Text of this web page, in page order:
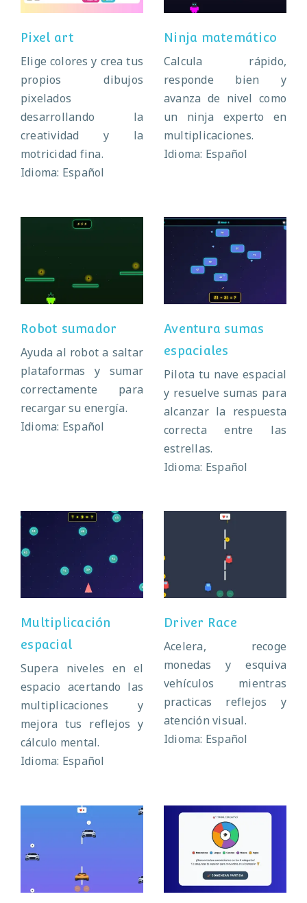
Pixel art
Elige colores y crea tus
propios dibujos
pixelados
desarrollando la
creatividad y la
motricidad fina.
Idioma: Español
Ninja matemático
Calcula rápido,
responde bien y
avanza de nivel como
un ninja experto en
multiplicaciones.
Idioma: Español
Robot sumador
Robot sumador
Ayuda al robot a saltar
plataformas y sumar
correctamente para
recargar su energía.
Idioma: Español
Aventura sumas
espaciales
Aventura sumas
espaciales
Pilota tu nave espacial
y resuelve sumas para
alcanzar la respuesta
correcta entre las
estrellas.
Idioma: Español
espacial
Multiplicación
espacial
Supera niveles en el
espacio acertando las
multiplicaciones y
mejora tus reflejos y
cálculo mental.
Idioma: Español
Driver Race
Driver Race
Acelera, recoge
monedas y esquiva
vehículos mientras
practicas reflejos y
atención visual.
Idioma: Español
Velocidad cálculo
mental
Trivial educativo